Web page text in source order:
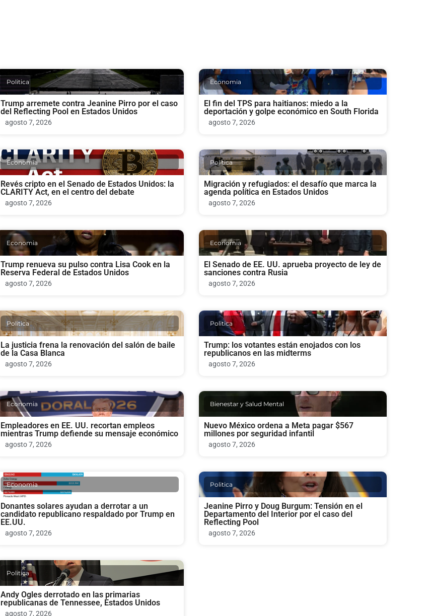
Politica
Trump arremete contra Jeanine Pirro por el caso
del Reflecting Pool en Estados Unidos
agosto 7, 2026
Economia
El fin del TPS para haitianos: miedo a la
deportación y golpe económico en South Florida
agosto 7, 2026
Economia
Revés cripto en el Senado de Estados Unidos: la
CLARITY Act, en el centro del debate
agosto 7, 2026
Politica
Migración y refugiados: el desafío que marca la
agenda política en Estados Unidos
agosto 7, 2026
Economia
Trump renueva su pulso contra Lisa Cook en la
Reserva Federal de Estados Unidos
agosto 7, 2026
Economia
El Senado de EE. UU. aprueba proyecto de ley de
sanciones contra Rusia
agosto 7, 2026
Politica
La justicia frena la renovación del salón de baile
de la Casa Blanca
agosto 7, 2026
Politica
Trump: los votantes están enojados con los
republicanos en las midterms
agosto 7, 2026
Economia
Empleadores en EE. UU. recortan empleos
mientras Trump defiende su mensaje económico
agosto 7, 2026
Bienestar y Salud Mental
Nuevo México ordena a Meta pagar $567
millones por seguridad infantil
agosto 7, 2026
Economia
Donantes solares ayudan a derrotar a un
candidato republicano respaldado por Trump en
EE.UU.
agosto 7, 2026
Politica
Jeanine Pirro y Doug Burgum: Tensión en el
Departamento del Interior por el caso del
Reflecting Pool
agosto 7, 2026
Politica
Andy Ogles derrotado en las primarias
republicanas de Tennessee, Estados Unidos
agosto 7, 2026